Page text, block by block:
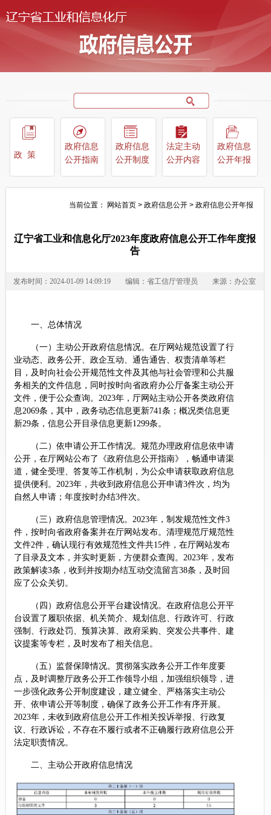
政策
政府信息
公开指南
政府信息
公开制度
法定主动
公开内容
政府信息
公开年报
当前位置： 网站首页> 政府信息公开> 政府信息公开年报
辽宁省工业和信息化厅2023年度政府信息公开工作年度报
告
发布时间：2024-01-09 14:09:19 编辑：省工信厅管理员 来源：办公室
一、总体情况
（一）主动公开政府信息情况。在厅网站规范设置了行
业动态、政务公开、政企互动、通告通告、权责清单等栏
目，及时向社会公开规范性文件及其他与社会管理和公共服
务相关的文件信息，同时按时向省政府办公厅备案主动公开
文件，便于公众查询。2023年，厅网站主动公开各类政府信
息2069条，其中，政务动态信息更新741条；概况类信息更
新29条，信息公开目录信息更新1299条。
（二）依申请公开工作情况。规范办理政府信息依申请
公开，在厅网站公布了《政府信息公开指南》，畅通申请渠
道，健全受理、答复等工作机制，为公众申请获取政府信息
提供便利。2023年，共收到政府信息公开申请3件次，均为
自然人申请；年度按时办结3件次。
（三）政府信息管理情况。2023年，制发规范性文件3
件，按时向省政府备案并在厅网站发布。清理规范厅规范性
文件2件，确认现行有效规范性文件共15件，在厅网站发布
了目录及文本，并实时更新，方便群众查阅。2023年，发布
政策解读3条，收到并按期办结互动交流留言38条，及时回
应了公众关切。
（四）政府信息公开平台建设情况。在政府信息公开平
台设置了履职依据、机关简介、规划信息、行政许可、行政
强制、行政处罚、预算决算、政府采购、突发公共事件、建
议提案等专栏，及时发布了相关信息。
（五）监督保障情况。贯彻落实政务公开工作年度要
点，及时调整厅政务公开工作领导小组，加强组织领导，进
一步强化政务公开制度建设，建立健全、严格落实主动公
开、依申请公开等制度，确保了政务公开工作有序开展。
2023年，未收到政府信息公开工作相关投诉举报、行政复
议、行政诉讼，不存在不履行或者不正确履行政府信息公开
法定职责情况。
二、主动公开政府信息情况